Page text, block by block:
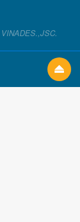
VINADES.,JSC.